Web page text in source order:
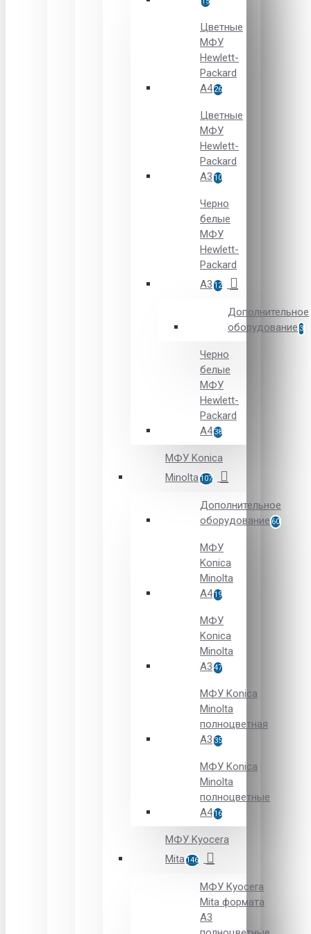
Цветные
МФУ
Hewlett-
Packard
A426
Цветные
МФУ
Hewlett-
Packard
А3 10
Черно
белые
МФУ
Hewlett-
Packard
А3 12
Дополнительное
оборудование 3
Черно
белые
МФУ
Hewlett-
Packard
А438
МФУ Konica
Minolta107
Дополнительное
оборудование 60
МФУ
Konica
Minolta
A419
МФУ
Konica
Minolta
A3 47
МФУ Konica
Minolta
полноцветная
А3 35
МФУ Konica
Minolta
полноцветные
А416
МФУ Kyocera
Mita146
МФУ Kyocera
Mita формата
A3